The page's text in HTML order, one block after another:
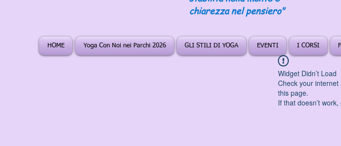
chiarezza nel pensiero"
HOME Yoga Con Noi nei Parchi 2026 GLI STILI DI YOGA EVENTI I CORSI
Widget Didn’t Load
Check your internet
this page.
If that doesn’t